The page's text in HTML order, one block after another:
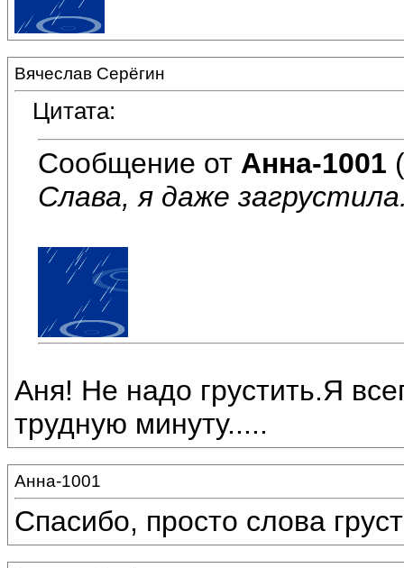
Вячеслав Серёгин
Цитата:
Сообщение от Анна-1001
Слава, я даже
Аня! Не надо грустить.Я
трудную минуту.....
Анна-1001
Спасибо, просто слова